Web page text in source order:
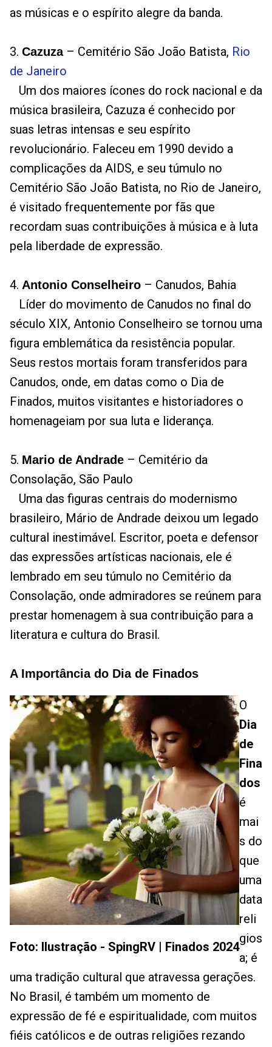
as músicas e o espírito alegre da banda.
3. Cazuza– Cemitério São João Batista, Rio
de Janeiro
Um dos maiores ícones do rock nacional e da
música brasileira, Cazuza é conhecido por
suas letras intensas e seu espírito
revolucionário. Faleceu em 1990 devido a
complicações da AIDS, e seu túmulo no
Cemitério São João Batista, no Rio de Janeiro,
é visitado frequentemente por fãs que
recordam suas contribuições à música e à luta
pela liberdade de expressão.
4. Antonio Conselheiro – Canudos, Bahia
Líder do movimento de Canudos no final do
século XIX, Antonio Conselheiro se tornou uma
figura emblemática da resistência popular.
Seus restos mortais foram transferidos para
Canudos, onde, em datas como o Dia de
Finados, muitos visitantes e historiadores o
homenageiam por sua luta e liderança.
5. Mario de Andrade – Cemitério da
Consolação, São Paulo
Uma das figuras centrais do modernismo
brasileiro, Mário de Andrade deixou um legado
cultural inestimável. Escritor, poeta e defensor
das expressões artísticas nacionais, ele é
lembrado em seu túmulo no Cemitério da
Consolação, onde admiradores se reúnem para
prestar homenagem à sua contribuição para a
literatura e cultura do Brasil.
A Importância do Dia de Finados
Foto: Ilustração - SpingRV | Finados 2024
O
Dia
de
Fina
dos
é
mai
s do
que
uma
data
reli
gios
a; é
uma tradição cultural que atravessa gerações.
No Brasil, é também um momento de
expressão de fé e espiritualidade, com muitos
fiéis católicos e de outras religiões rezando